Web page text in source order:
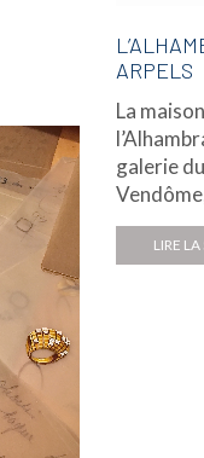
ARPELS
La
galerie
LIRE LA